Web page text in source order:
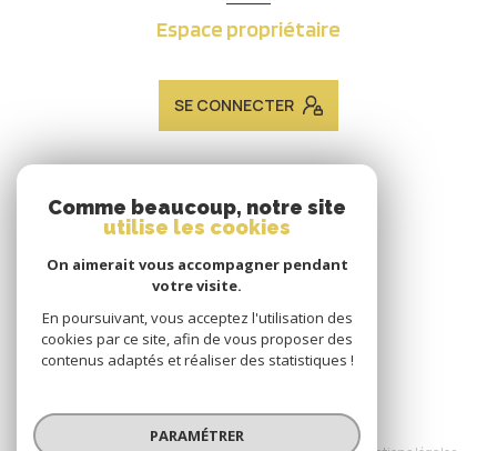
Espace propriétaire
SE CONNECTER
ADHÉRENTS
Nous adhérons
Comme beaucoup, notre site
utilise les cookies
On aimerait vous accompagner pendant
votre visite.
En poursuivant, vous acceptez l'utilisation des
cookies par ce site, afin de vous proposer des
contenus adaptés et réaliser des statistiques !
PARAMÉTRER